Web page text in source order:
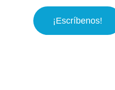
¡Escríbenos!